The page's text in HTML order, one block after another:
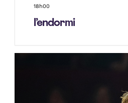
18h00
l’endormi